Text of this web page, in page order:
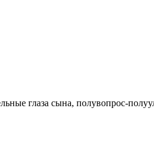
глаза сына, полувопрос-